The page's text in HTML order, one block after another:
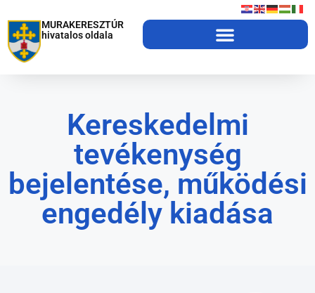
MURAKERESZTÚR
hivatalos oldala
Kereskedelmi
tevékenység
bejelentése, működési
engedély kiadása